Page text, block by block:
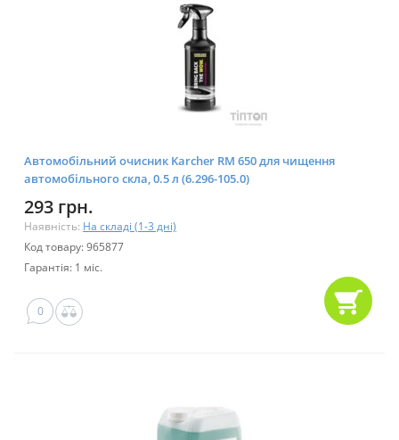
Автомобільний очисник Karcher RM 650 для чищення
автомобільного скла, 0.5 л (6.296-105.0)
293 грн.
Наявність: На складі (1-3 дні)
Код товару: 965877
Гарантія: 1 міс.
0